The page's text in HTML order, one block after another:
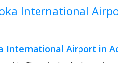
International
International Airport in